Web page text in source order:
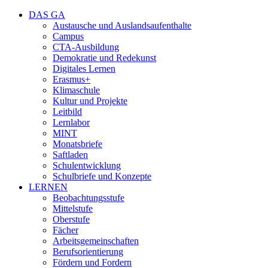
DAS GA
Austausche und Auslandsaufenthalte
Campus
CTA-Ausbildung
Demokratie und Redekunst
Digitales Lernen
Erasmus+
Klimaschule
Kultur und Projekte
Leitbild
Lernlabor
MINT
Monatsbriefe
Saftladen
Schulentwicklung
Schulbriefe und Konzepte
LERNEN
Beobachtungsstufe
Mittelstufe
Oberstufe
Fächer
Arbeitsgemeinschaften
Berufsorientierung
Fördern und Fordern